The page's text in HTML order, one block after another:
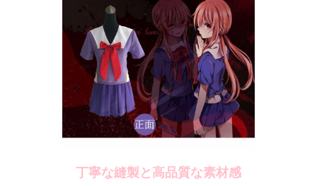
丁寧な縫製と高品質な素材感